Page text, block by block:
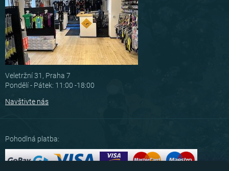
Veletržní 31, Praha 7
Pondělí - Pátek: 11:00 -18:00
Navštivte nás
Pohodlná platba: